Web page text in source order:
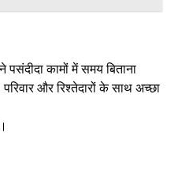
कामों में समय बिताना
और रिश्तेदारों के साथ अच्छा